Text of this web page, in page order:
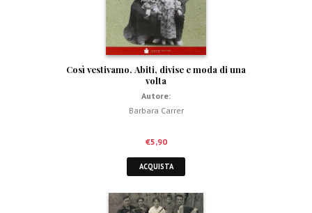
Così vestivamo. Abiti, divise e moda di una
volta
Autore:
Barbara Carrer
€5,90
ACQUISTA